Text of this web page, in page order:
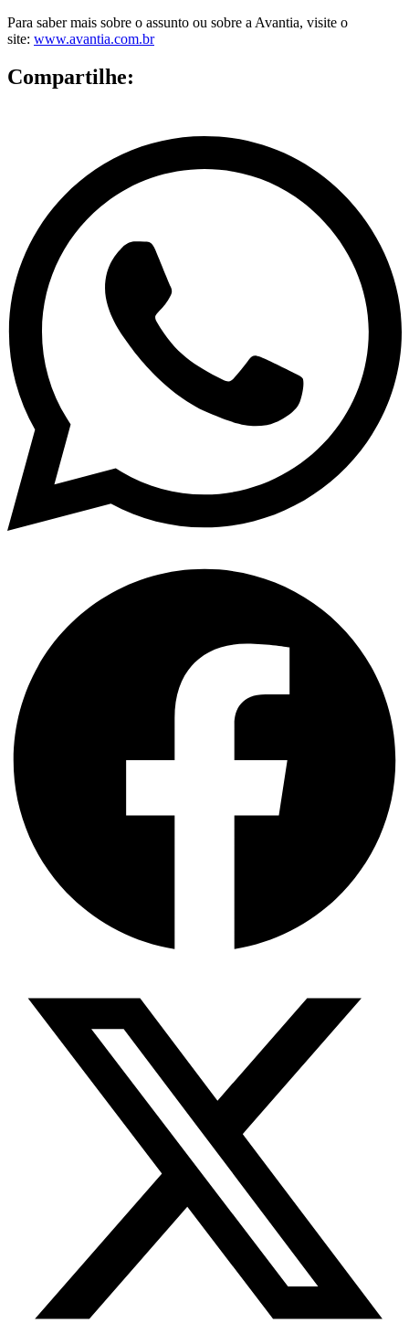
Para saber mais sobre o assunto ou sobre a Avantia, visite o
site: www.avantia.com.br
Compartilhe: